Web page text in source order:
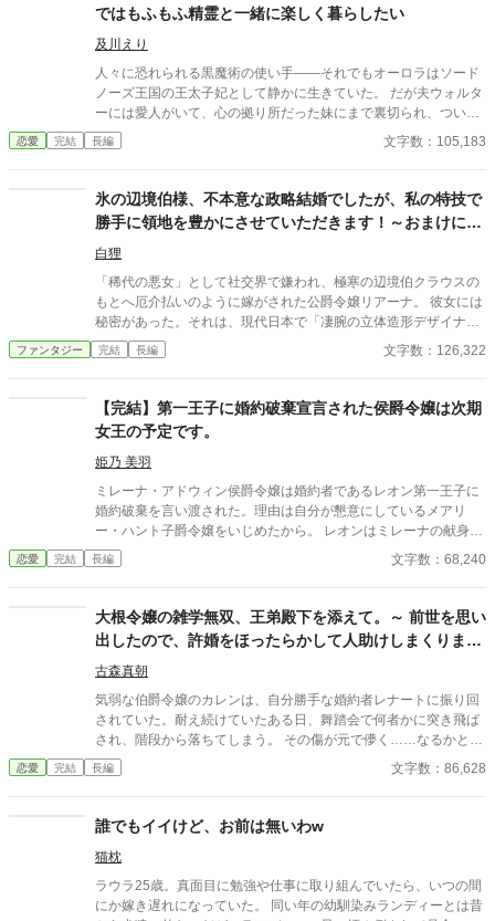
ではもふもふ精霊と一緒に楽しく暮らしたい
及川えり
人々に恐れられる黒魔術の使い手――それでもオーロラはソード
ノーズ王国の王太子妃として静かに生きていた。 だが夫ウォルタ
ーには愛人がいて、心の拠り所だった妹にまで裏切られ、ついに
は命を奪われてしまう。 絶望の最期、彼女を包んだのは金色の
光。気づけばオーロラは“死に戻り”、人生をやり直すことになっ
霊と穏やかに暮らすはずだった――なのに今世の王太子は、なぜ
か彼女を手放そうとしない。 裏切りの運命を変え、真実の愛と自
由を掴むことはできるのか。 ベリーズカフェ、なろうでも掲載し
ています。 ❤️、エール📣、お気に入り登録、感想などいただきあ
りがとうございます。 ものすごく励みになります。 2026.6.12 完
結しました。 皆様ありがとうございます。
恋愛 完結 長編 文字数：105,183
氷の辺境伯様、不本意な政略結婚でしたが、私の特技で
勝手に領地を豊かにさせていただきます！～おまけに義
理の息子も懐いてきました～
白狸
「稀代の悪女」として社交界で嫌われ、極寒の辺境伯クラウスの
もとへ厄介払いのように嫁がされた公爵令嬢リアーナ。 彼女には
秘密があった。それは、現代日本で「凄腕の立体造形デザイナ
ー」 だった前世の記憶と、一度この嫁ぎ先で冷遇され、孤独の中
で死を迎えた「1回目の人生（回帰前）」の記憶である。 死の淵
は言わせない。私の居場所は、私の手で作る！」と。 冷え切った
夫、怯える義理の息子、冷ややかな家臣たち。 四面楚歌の邸内
で、彼女はお妃教育で培った「完璧な領地経営の知識」と、前世
の特技である「緻密な設計とモノづくり（現代スキル）」をフル
活用。精巧な図面を引き、おもちゃを作り、邸内の環境を劇的に
改善していく。 その手腕と隠された優しさに、氷の夫も、心閉ざ
した継子も、頑なな家臣たちも、次第に彼女の虜になっていく―
ファンタジー 完結 長編 文字数：126,322
【完結】第一王子に婚約破棄宣言された侯爵令嬢は次期
女王の予定です。
姫乃 美羽
ミレーナ・アドウィン侯爵令嬢は婚約者であるレオン第一王子に
婚約破棄を言い渡された。理由は自分が懇意にしているメアリ
ー・ハント子爵令嬢をいじめたから。 レオンはミレーナの献身と
メアリーの本性、国王夫妻の葛藤を知らぬまま王族としてあるま
じき暴走をしている。そんな彼を遂に国王夫妻が見限った。そん
世界へ」が連載スタート！ 過去作もありますので、興味のある方
はぜひ！ ・【完結済】「婚約破棄は既に済んでいます」 ・【連載
中】「神降臨の地を守り続ける家系〜役目を果たしたい彼女と支
恋愛 完結 長編 文字数：68,240
大根令嬢の雑学無双、王弟殿下を添えて。～ 前世を思い
出したので、許婚をほったらかして人助けしまくりま
す!!
古森真朝
気弱な伯爵令嬢のカレンは、自分勝手な婚約者レナートに振り回
されていた。耐え続けていたある日、舞踏会で何者かに突き飛ば
され、階段から落ちてしまう。 その傷が元で儚く……なるかと思
いきや。衝撃で前世を思い出したカレンは一転、かの『ド根性大
根』みたいな超・ポジティブ人間になっていた。 『モラハラ婚約
幸せに長生きするんだから!!!』 昔ひたすら読書に耽って身に着け
た『雑学』を武器に、うっかり採れ過ぎた作物や、開墾しようと
すると不幸に見舞われる土地、不治の病にかかった王族、等々の
問題をどんどん解決。 領地の内外で心強い友人が出来たり、いつ
の間にかものすごく有名になっていたり、何かと協力してくれる
恋愛 完結 長編 文字数：86,628
誰でもイイけど、お前は無いわw
猫枕
ラウラ25歳。真面目に勉強や仕事に取り組んでいたら、いつの間
にか嫁き遅れになっていた。 同い年の幼馴染みランディーとは昔